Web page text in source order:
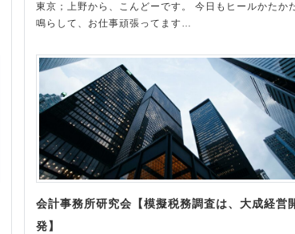
東京；上野から、こんどーです。 今日もヒールかたか
鳴らして、お仕事頑張ってます…
会計事務所研究会【模擬税務調査は、大成経営
発】